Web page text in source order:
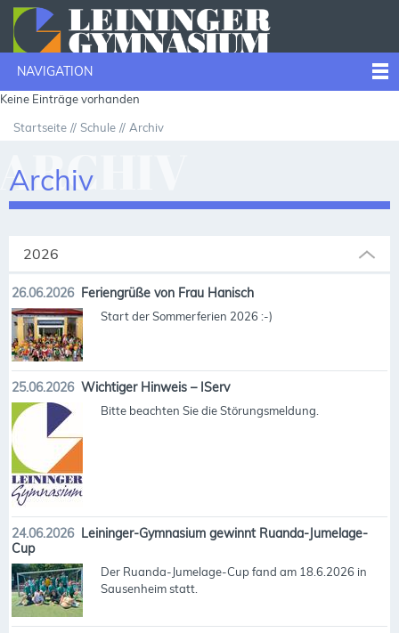
NAVIGATION
Keine Einträge vorhanden
Startseite Schule Archiv
Archiv
2026
26.06.2026 Feriengrüße von Frau Hanisch
Start der Sommerferien 2026 :-)
25.06.2026 Wichtiger Hinweis – IServ
Bitte beachten Sie die Störungsmeldung.
24.06.2026 Leininger-Gymnasium gewinnt Ruanda-Jumelage-
Cup
Der Ruanda-Jumelage-Cup fand am 18.6.2026 in
Sausenheim statt.